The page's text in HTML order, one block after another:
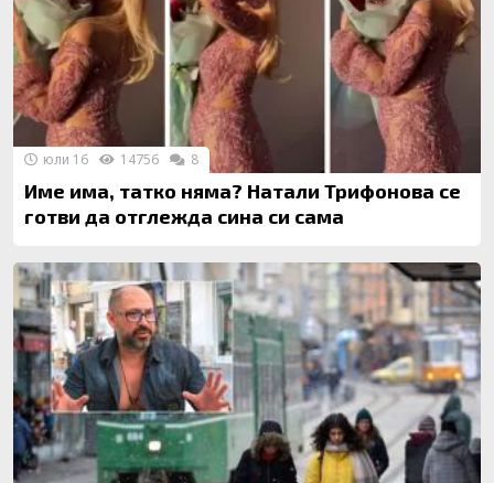
Име има, татко няма? Натали Трифонова се
готви да отглежда сина си сама
юли 16 14756 8